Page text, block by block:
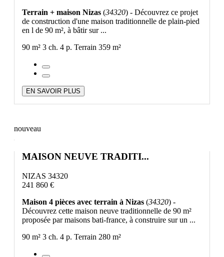
Terrain + maison Nizas (34320) - Découvrez ce projet
de construction d'une maison traditionnelle de plain-pied
en l de 90 m², à bâtir sur ...
90 m² 3 ch. 4 p. Terrain 359 m²
EN SAVOIR PLUS
nouveau
MAISON NEUVE TRADITI...
NIZAS 34320
241 860 €
Maison 4 pièces avec terrain à Nizas (34320) -
Découvrez cette maison neuve traditionnelle de 90 m²
proposée par maisons bati-france, à construire sur un ...
90 m² 3 ch. 4 p. Terrain 280 m²